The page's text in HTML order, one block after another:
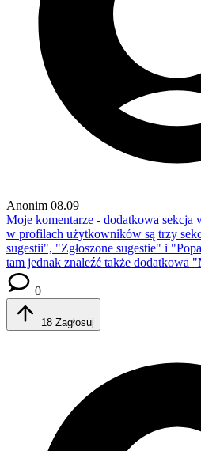
Anonim 08.09
Moje komentarze - dodatkowa sekcja
w profilach użytkowników są trzy
sugestii", "Zgłoszone sugestie" i
tam jednak znaleźć także dodatkowa
0
18 Zagłosuj